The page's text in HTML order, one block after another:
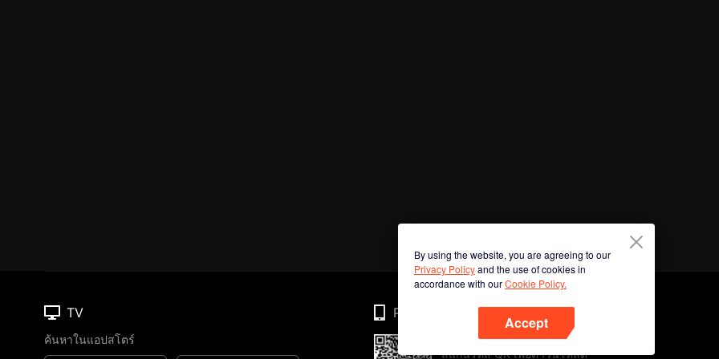
By using the website, you are agreeing to our
Privacy Policyand the use of cookies in
accordance with ourCookie Policy.
Accept
TV
ค้นหาในแอปสโตร์
Phone
สแกนรหัส QR เพื่อดาวน์โหลด